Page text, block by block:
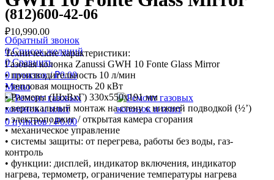
(812)600-42-06
Обратный звонок
0Список желаний
0 Сравнить
0пунктов / ₽0.00
Меню
0пунктов / ₽0.00
₽10,990.00
Технические характеристики:
Газовая колонка Zanussi GWH 10 Fonte Glass Mirror
• производительность 10 л/мин
• тепловая мощность 20 кВт
• Размеры (ШxВxГ) 330x550x191 мм
• вертикальный монтаж на стену с нижней подводкой (½’)
• электроподжиг / открытая камера сгорания
• механическое управление
• системы защиты: от перегрева, работы без воды, газ-
контроль
• функции: дисплей, индикатор включения, индикатор
нагрева, термометр, ограничение температуры нагрева